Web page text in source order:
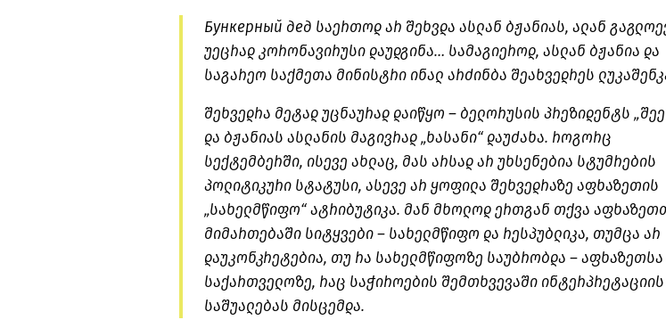
Бункерный дед საერთოდ არ შეხვდა ასლან ბჟანიას, ალან
უეცრად კორონავირუსი დაუდგინა… სამაგიეროდ, ასლან ბჟანია და
საგარეო საქმეთა მინისტრი ინალ არძინბა შეახვედრეს
შეხვედრა მეტად უცნაურად დაიწყო – ბელორუსის პრეზიდენტს
და ბჟანიას ასლანის მაგივრად „ხასანი“ დაუძახა. როგორც
სექტემბერში, ისევე ახლაც, მას არსად არ უხსენებია სტუმრების
პოლიტიკური სტატუსი, ასევე არ ყოფილა შეხვედრაზე აფხაზეთის
„სახელმწიფო“ ატრიბუტიკა. მან მხოლოდ ერთგან თქვა
მიმართებაში სიტყვები – სახელმწიფო და რესპუბლიკა, თუმცა არ
დაუკონკრეტებია, თუ რა სახელმწიფოზე საუბრობდა –
საქართველოზე, რაც საჭიროების შემთხვევაში ინტერპრეტაციის
საშუალებას მისცემდა.